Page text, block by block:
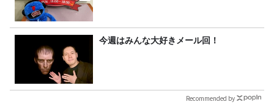
今週はみんな大好きメール回！
Recommended by